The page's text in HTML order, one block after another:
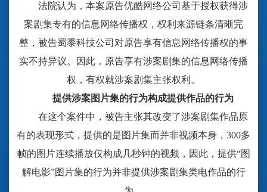
法院认为，本案原告优酷网络公司基于授权获得涉
案剧集专有的信息网络传播权，权利来源链条清晰完
整，被告蜀黍科技公司对原告享有信息网络传播权的事
实不持异议。因此，原告享有涉案剧集的信息网络传播
权，有权就涉案剧集主张权利。
提供涉案图片集的行为构成提供作品的行为
在这个案件中，被告主张其改变了涉案剧集作品原
有的表现形式，提供的是图片集而并非视频本身， 300多
帧的图片连续播放仅构成几秒钟的视频，因此，提供“图
解电影”图片集的行为并非提供涉案剧集类电作品的行